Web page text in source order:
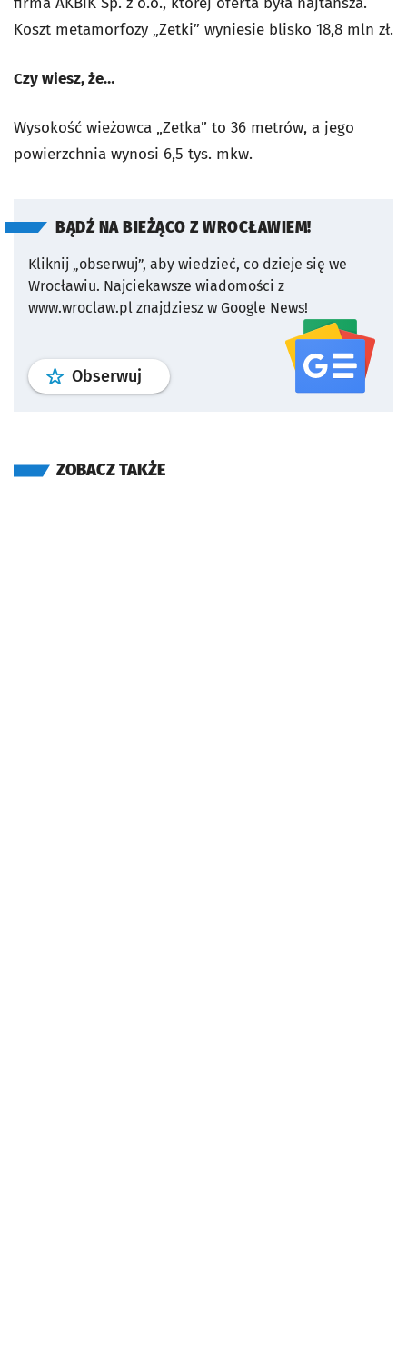
Koszt metamorfozy „Zetki” wyniesie blisko 18,8 mln zł.
Czy wiesz, że…
Wysokość wieżowca „Zetka” to 36 metrów, a jego
powierzchnia wynosi 6,5 tys. mkw.
BĄDŹ NA BIEŻĄCO Z WROCŁAWIEM!
Kliknij „obserwuj”, aby wiedzieć, co dzieje się we
Wrocławiu. Najciekawsze wiadomości z
www.wroclaw.pl znajdziesz w Google News!
Obserwuj profil serwisu
ZOBACZ TAKŻE